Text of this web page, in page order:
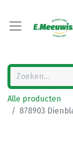
Alle producten
878903